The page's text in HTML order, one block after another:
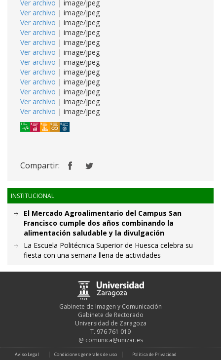
Ver archivo | image/jpeg
Ver archivo | image/jpeg
Ver archivo | image/jpeg
Ver archivo | image/jpeg
Ver archivo | image/jpeg
Ver archivo | image/jpeg
Ver archivo | image/jpeg
Ver archivo | image/jpeg
Ver archivo | image/jpeg
Ver archivo | image/jpeg
Ver archivo | image/jpeg
Ver archivo | image/jpeg
Compartir:
INSTITUCIONAL
El Mercado Agroalimentario del Campus San
Francisco cumple dos años combinando la
alimentación saludable y la divulgación
La Escuela Politécnica Superior de Huesca celebra su
fiesta con una semana llena de actividades
Gabinete de Imagen y Comunicación
Gabinete de Rectorado
Universidad de Zaragoza
T. 976 761 019
@ comunica@unizar.es
Aviso Legal Condiciones generales de uso Política de Privacidad